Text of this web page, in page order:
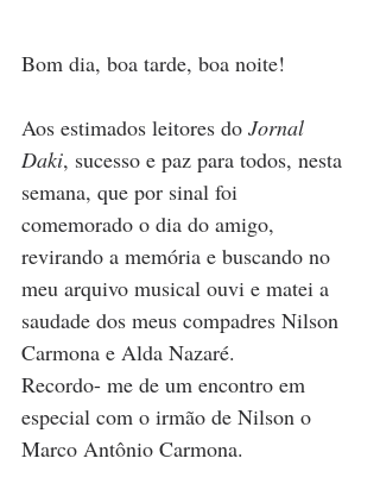
Bom dia, boa tarde, boa noite!
Aos estimados leitores do Jornal
Daki, sucesso e paz para todos, nesta
semana, que por sinal foi
comemorado o dia do amigo,
revirando a memória e buscando no
meu arquivo musical ouvi e matei a
saudade dos meus compadres Nilson
Carmona e Alda Nazaré.
Recordo- me de um encontro em
especial com o irmão de Nilson o
Marco Antônio Carmona.